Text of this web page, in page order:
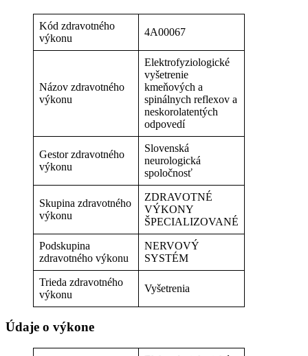
Kód zdravotného
výkonu
4A00067
Názov zdravotného
výkonu
Elektrofyziologické
vyšetrenie
kmeňových a
spinálnych reflexov a
neskorolatentých
odpovedí
Gestor zdravotného
výkonu
Slovenská
neurologická
spoločnosť
Skupina zdravotného
výkonu
ZDRAVOTNÉ
VÝKONY
ŠPECIALIZOVANÉ
Podskupina
zdravotného výkonu
NERVOVÝ
SYSTÉM
Trieda zdravotného
výkonu
Vyšetrenia
Údaje o výkone